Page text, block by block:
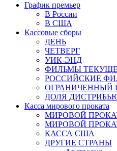
График премьер
В России
В США
Кассовые сборы
ДЕНЬ
ЧЕТВЕРГ
УИК-ЭНД
ФИЛЬМЫ
РОССИЙСКИЕ
ОГРАНИЧЕННЫЙ
ДОЛЯ
Касса мирового проката
МИРОВОЙ
МИРОВОЙ
КАССА США
ДРУГИЕ СТРАНЫ